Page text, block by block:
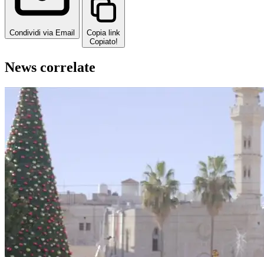
Condividi via Email
Copia link
Copiato!
News correlate